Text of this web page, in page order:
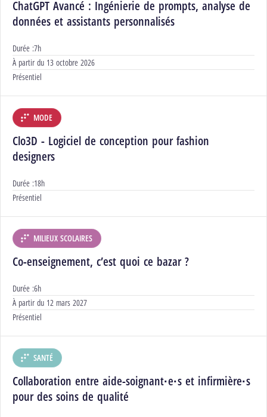
ChatGPT Avancé : Ingénierie de prompts, analyse de
données et assistants personnalisés
Durée :7h
Début :
À partir du 13 octobre 2026
Modalités :
Présentiel
DÉPARTEMENT :
MODE
Clo3D - Logiciel de conception pour fashion
designers
Durée :18h
Modalités :
Présentiel
DÉPARTEMENT :
MILIEUX SCOLAIRES
Co-enseignement, c’est quoi ce bazar ?
Durée :6h
Début :
À partir du 12 mars 2027
Modalités :
Présentiel
DÉPARTEMENT :
SANTÉ
Collaboration entre aide-soignant·e·s et infirmière·s
pour des soins de qualité